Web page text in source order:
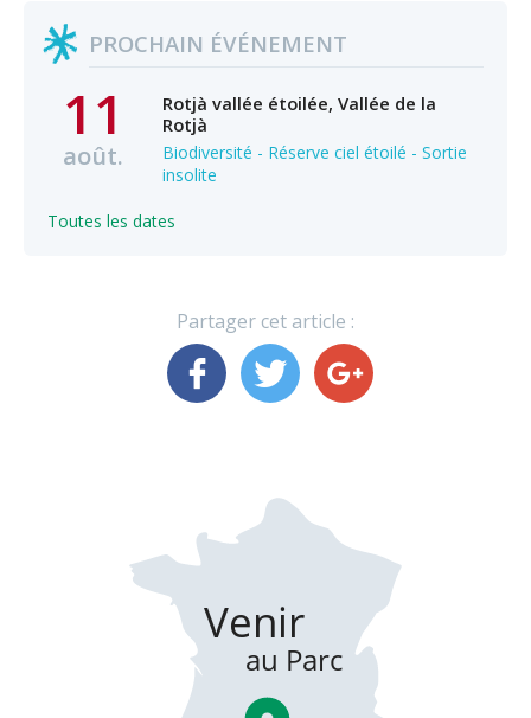
PROCHAIN ÉVÉNEMENT
11
août.
Rotjà vallée étoilée, Vallée de la
Rotjà
Biodiversité - Réserve ciel étoilé - Sortie
insolite
Toutes les dates
Partager cet article :